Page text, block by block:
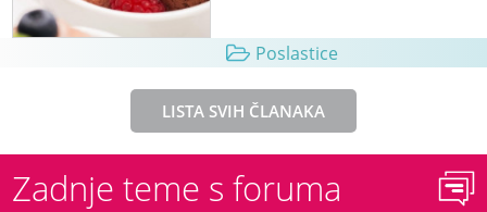
Poslastice
LISTA SVIH ČLANAKA
Zadnje teme s foruma